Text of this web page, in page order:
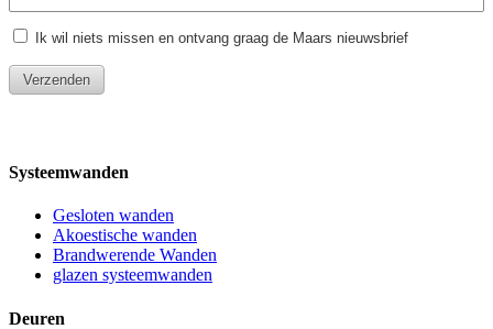
Systeemwanden
Gesloten wanden
Akoestische wanden
Brandwerende Wanden
glazen systeemwanden
Deuren